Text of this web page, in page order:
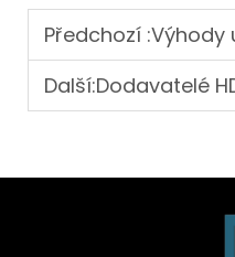
Předchozí :Výhody
Další:Dodavatelé HDPE